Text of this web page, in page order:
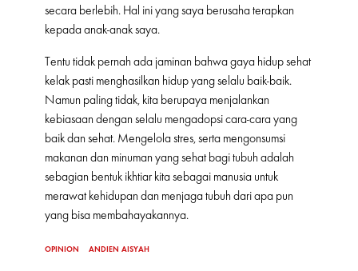
secara berlebih. Hal ini yang saya berusaha terapkan
kepada anak-anak saya.
Tentu tidak pernah ada jaminan bahwa gaya hidup sehat
kelak pasti menghasilkan hidup yang selalu baik-baik.
Namun paling tidak, kita berupaya menjalankan
kebiasaan dengan selalu mengadopsi cara-cara yang
baik dan sehat. Mengelola stres, serta mengonsumsi
makanan dan minuman yang sehat bagi tubuh adalah
sebagian bentuk ikhtiar kita sebagai manusia untuk
merawat kehidupan dan menjaga tubuh dari apa pun
yang bisa membahayakannya.
OPINION ANDIEN AISYAH